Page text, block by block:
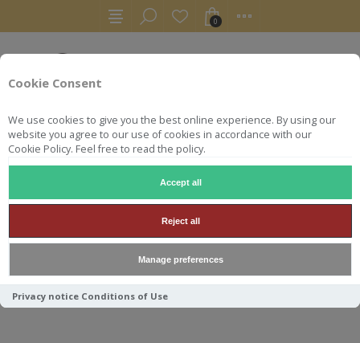
Cookie Consent
We use cookies to give you the best online experience. By using our
website you agree to our use of cookies in accordance with our
Cookie Policy. Feel free to read the policy.
Accept all
Reject all
Manage preferences
Privacy notice Conditions of Use
0
MALTERNATIVE COGNAC #48
LA PRULLEPIE LOT 1979 FINS
BOIS 54.1°